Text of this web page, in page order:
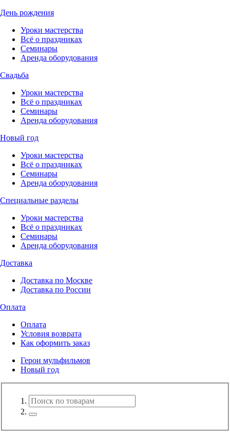
День рождения
Уроки мастерства
Всё о праздниках
Семинары
Аренда оборудования
Свадьба
Уроки мастерства
Всё о праздниках
Семинары
Аренда оборудования
Новый год
Уроки мастерства
Всё о праздниках
Семинары
Аренда оборудования
Специальные разделы
Уроки мастерства
Всё о праздниках
Семинары
Аренда оборудования
Доставка
Доставка по Москве
Доставка по России
Оплата
Оплата
Условия возврата
Как оформить заказ
Герои мульфильмов
Новый год